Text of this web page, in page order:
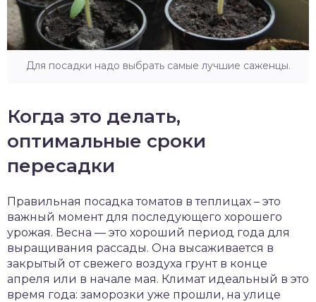
Для посадки надо выбрать самые лучшие саженцы.
Когда это делать,
оптимальные сроки
пересадки
Правильная посадка томатов в теплицах – это
важный момент для последующего хорошего
урожая. Весна — это хороший период года для
выращивания рассады. Она высаживается в
закрытый от свежего воздуха грунт в конце
апреля или в начале мая. Климат идеальный в это
время года: заморозки уже прошли, на улице